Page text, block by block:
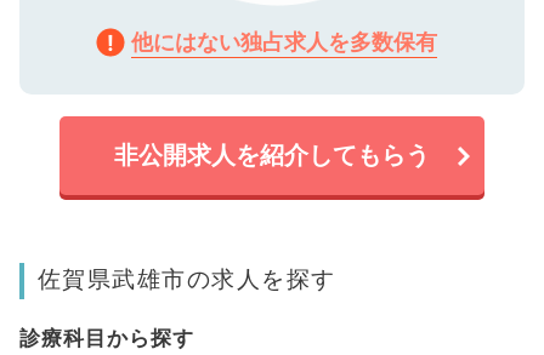
他にはない独占求人を多数保有
非公開求人を紹介してもらう
佐賀県武雄市の求人を探す
診療科目から探す